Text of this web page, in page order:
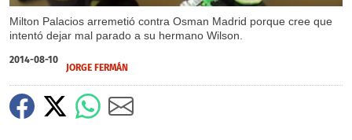
Milton Palacios arremetió contra Osman Madrid porque cree que
intentó dejar mal parado a su hermano Wilson.
2014-08-10
JORGE FERMÁN